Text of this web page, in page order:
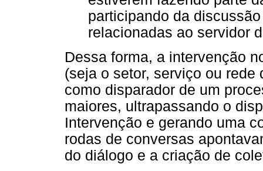
participando da
relacionadas ao servidor
Dessa forma, a intervenção
(seja o setor, serviço ou
como disparador de um
maiores, ultrapassando o
Intervenção e gerando uma
rodas de conversas
do diálogo e a criação de